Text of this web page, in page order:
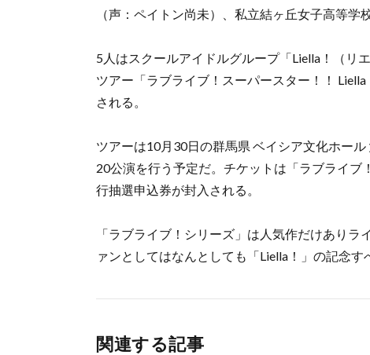
（声：ペイトン尚未）、私立結ヶ丘女子高等学
5人はスクールアイドルグループ「Liella！（リ
ツアー「ラブライブ！スーパースター！！
される。
ツアーは10月30日の群馬県 ベイシア文化ホー
20公演を行う予定だ。チケットは「ラブライ
行抽選申込券が封入される。
「ラブライブ！シリーズ」は人気作だけあり
ァンとしてはなんとしても「Liella！」の記念
関連する記事